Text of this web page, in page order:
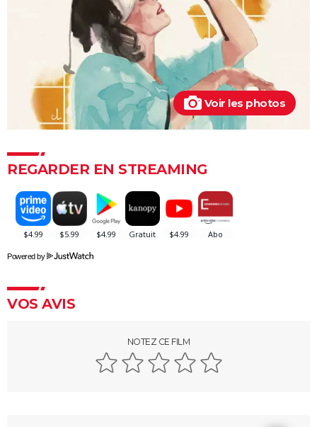
Juré n°2 : s'agit-il (véritablement) du dernier film de
Clint Eastwood ?
Le Parrain
Il était une fois en Amérique
Peter von Kant
Nomadland : synopsis, casting, Oscars, photos,
streaming, avis...
Sound of Metal
Slalom
Oh Canada : que vaut le film avec Richard Gere et
Jacob Elordi présenté au Festival de Cannes ?
Voir les photos
REGARDER EN STREAMING
Powered by
VOS AVIS
NOTEZ CE FILM